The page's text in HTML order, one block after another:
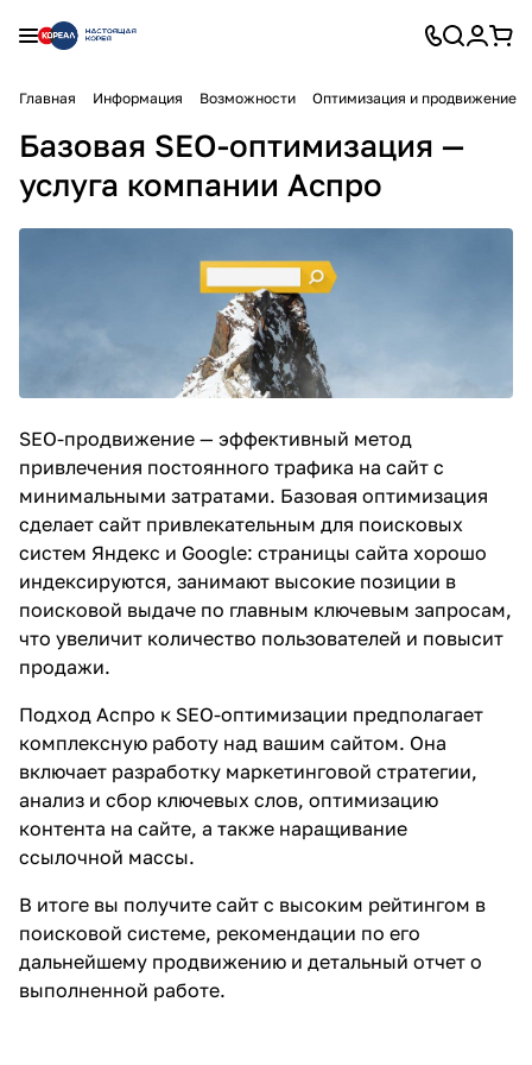
Главная Информация Возможности Оптимизация и продвижение
Базовая SEO-оптимизация —
услуга компании Аспро
SEO-продвижение — эффективный метод
привлечения постоянного трафика на сайт с
минимальными затратами. Базовая оптимизация
сделает сайт привлекательным для поисковых
систем Яндекс и Google: страницы сайта хорошо
индексируются, занимают высокие позиции в
поисковой выдаче по главным ключевым запросам,
что увеличит количество пользователей и повысит
продажи.
Подход Аспро к SEO-оптимизации предполагает
комплексную работу над вашим сайтом. Она
включает разработку маркетинговой стратегии,
анализ и сбор ключевых слов, оптимизацию
контента на сайте, а также наращивание
ссылочной массы.
В итоге вы получите сайт с высоким рейтингом в
поисковой системе, рекомендации по его
дальнейшему продвижению и детальный отчет о
выполненной работе.